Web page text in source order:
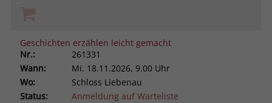
Geschichten erzählen leicht gemacht
Nr.:
261331
Wann:
Mi. 18.11.2026, 9.00 Uhr
Wo:
Schloss Liebenau
Status:
Anmeldung auf Warteliste